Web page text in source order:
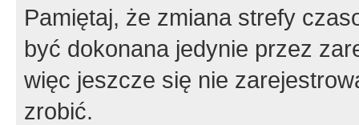
Pamiętaj, że zmiana strefy
być dokonana jedynie przez
więc jeszcze się nie
zrobić.